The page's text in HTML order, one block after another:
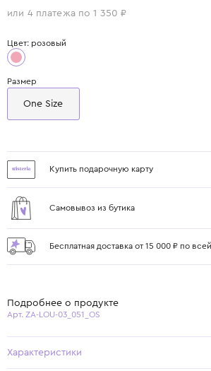
или 4 платежа по 1 350 ₽
Цвет: розовый
Размер
One Size
Купить подарочную карту
Самовывоз из бутика
Бесплатная доставка от 15 000 ₽ по
Подробнее о продукте
Арт. ZA-LOU-03_051_OS
Характеристики